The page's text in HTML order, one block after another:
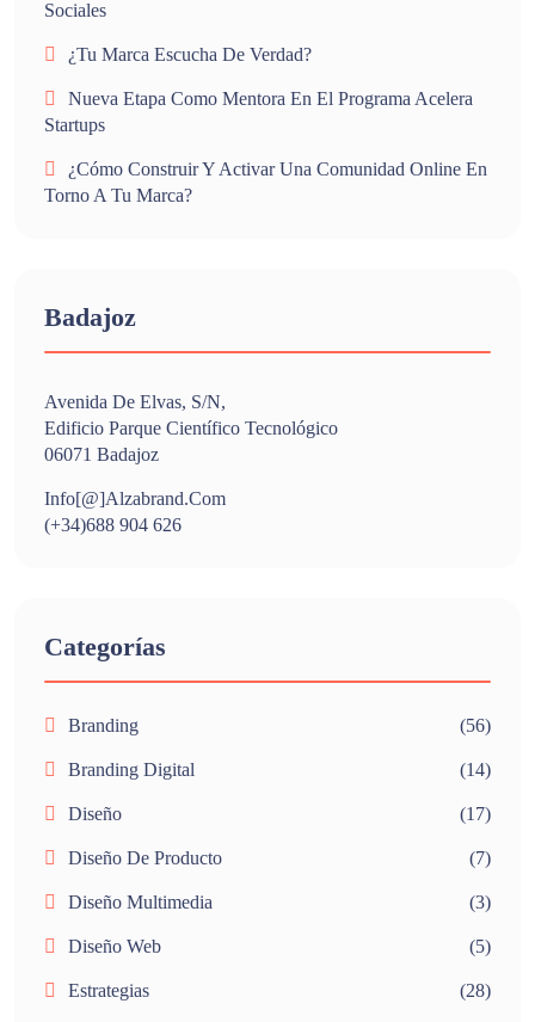
Sociales
¿Tu Marca Escucha De Verdad?
Nueva Etapa Como Mentora En El Programa Acelera
Startups
¿Cómo Construir Y Activar Una Comunidad Online En
Torno A Tu Marca?
Badajoz
Avenida De Elvas, S/n,
Edificio Parque Científico Tecnológico
06071 Badajoz
Info[@]alzabrand.com
(+34)688 904 626
Categorías
Branding (56)
Branding Digital (14)
Diseño (17)
Diseño De Producto (7)
Diseño Multimedia (3)
Diseño Web (5)
Estrategias (28)